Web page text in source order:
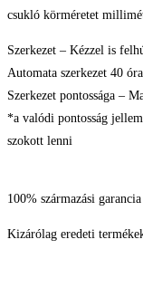
csukló körméretet
Szerkezet – Kézzel is
Automata szerkezet 40
Szerkezet pontossága –
*a valódi pontosság
szokott lenni
100% származási garancia
Kizárólag eredeti